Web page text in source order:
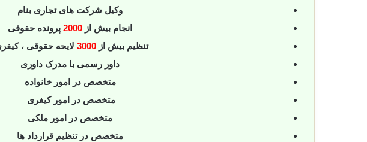
وکیل شرکت های تجاری بنام
انجام بیش از 2000 پرونده حقوقی
تنظیم بیش از 3000
لایحه حقوقی ،
داور رسمی با مدرک داوری
متخصص در امور خانواده
متخصص در امور کیفری
متخصص در امور ملکی
متخصص در تنظیم قرارداد ها